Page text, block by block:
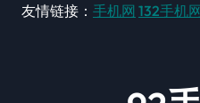
友情链接： 手机网 132手机